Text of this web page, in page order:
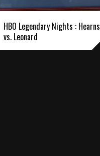
HBO Legendary Nights : Hearns
vs. Leonard